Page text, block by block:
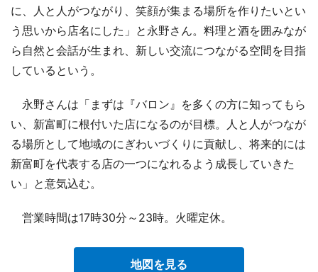
に、人と人がつながり、笑顔が集まる場所を作りたいとい
う思いから店名にした」と永野さん。料理と酒を囲みなが
ら自然と会話が生まれ、新しい交流につながる空間を目指
しているという。
永野さんは「まずは『バロン』を多くの方に知ってもら
い、新富町に根付いた店になるのが目標。人と人がつなが
る場所として地域のにぎわいづくりに貢献し、将来的には
新富町を代表する店の一つになれるよう成長していきた
い」と意気込む。
営業時間は17時30分～23時。火曜定休。
地図を見る